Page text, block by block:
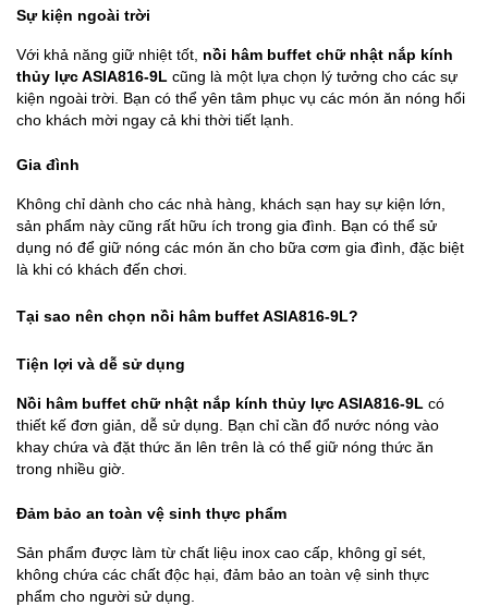
Sự kiện ngoài trời
Với khả năng giữ nhiệt tốt, nồi hâm buffet chữ nhật nắp kính
thủy lực ASIA816-9L cũng là một lựa chọn lý tưởng cho các sự
kiện ngoài trời. Bạn có thể yên tâm phục vụ các món ăn nóng hổi
cho khách mời ngay cả khi thời tiết lạnh.
Gia đình
Không chỉ dành cho các nhà hàng, khách sạn hay sự kiện lớn,
sản phẩm này cũng rất hữu ích trong gia đình. Bạn có thể sử
dụng nó để giữ nóng các món ăn cho bữa cơm gia đình, đặc biệt
là khi có khách đến chơi.
Tại sao nên chọn nồi hâm buffet ASIA816-9L?
Tiện lợi và dễ sử dụng
Nồi hâm buffet chữ nhật nắp kính thủy lực ASIA816-9L có
thiết kế đơn giản, dễ sử dụng. Bạn chỉ cần đổ nước nóng vào
khay chứa và đặt thức ăn lên trên là có thể giữ nóng thức ăn
trong nhiều giờ.
Đảm bảo an toàn vệ sinh thực phẩm
Sản phẩm được làm từ chất liệu inox cao cấp, không gỉ sét,
không chứa các chất độc hại, đảm bảo an toàn vệ sinh thực
phẩm cho người sử dụng.